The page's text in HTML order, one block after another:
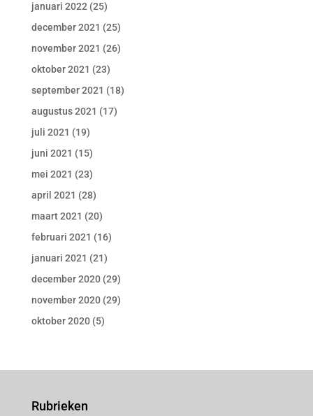
januari 2022 (25)
december 2021 (25)
november 2021 (26)
oktober 2021 (23)
september 2021 (18)
augustus 2021 (17)
juli 2021 (19)
juni 2021 (15)
mei 2021 (23)
april 2021 (28)
maart 2021 (20)
februari 2021 (16)
januari 2021 (21)
december 2020(29)
november 2020(29)
oktober 2020(5)
Rubrieken